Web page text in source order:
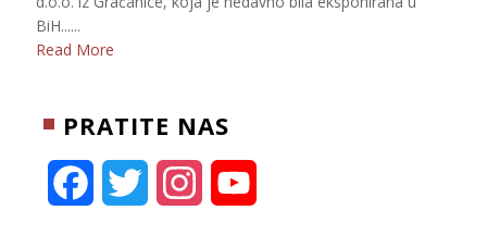
BiH......
Read More
PRATITE NAS